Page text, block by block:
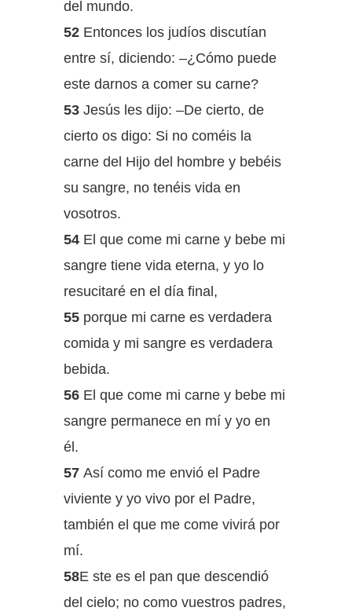
del mundo.
52 Entonces los judíos discutían
entre sí, diciendo: –¿Cómo puede
este darnos a comer su carne?
53 Jesús les dijo: –De cierto, de
cierto os digo: Si no coméis la
carne del Hijo del hombre y bebéis
su sangre, no tenéis vida en
vosotros.
54 El que come mi carne y bebe mi
sangre tiene vida eterna, y yo lo
resucitaré en el día final,
55 porque mi carne es verdadera
comida y mi sangre es verdadera
bebida.
56 El que come mi carne y bebe mi
sangre permanece en mí y yo en
él.
57 Así como me envió el Padre
viviente y yo vivo por el Padre,
también el que me come vivirá por
mí.
58E ste es el pan que descendió
del cielo; no como vuestros padres,